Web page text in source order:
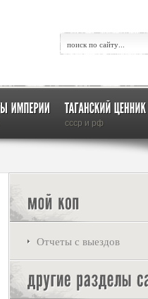
ссср и рф
Отчеты с выездов